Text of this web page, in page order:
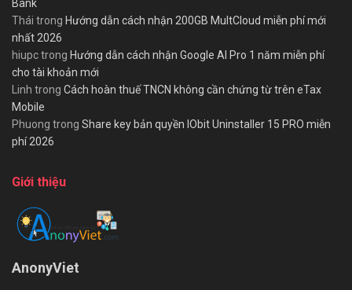
Bank
Thái trong Hướng dẫn cách nhận 200GB MultCloud miễn phí mới
nhất 2026
hiupctrong Hướng dẫn cách nhận Google AI Pro 1 năm miễn phí
cho tài khoản mới
Linh trong Cách hoàn thuế TNCN không cần chứng từ trên eTax
Mobile
Phuong trong Share key bản quyền IObit Uninstaller 15 PRO miễn
phí 2026
Giới thiệu
AnonyViet